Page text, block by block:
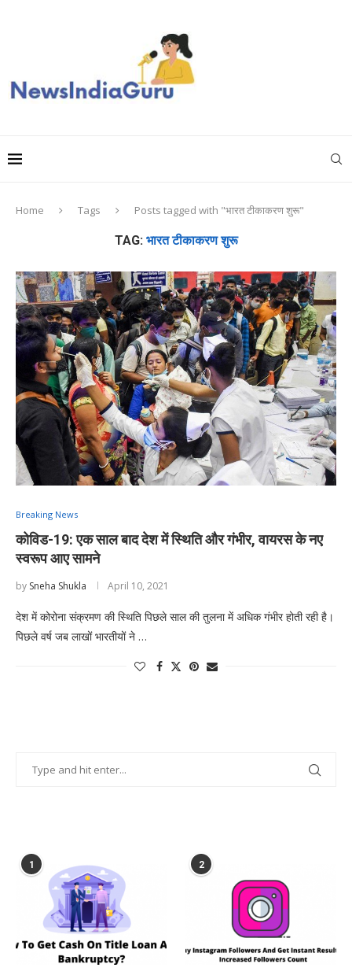
Home Tags Posts tagged with "भारत टीकाकरण शुरू"
TAG: भारत टीकाकरण शुरू
Breaking News
कोविड-19: एक साल बाद देश में स्थिति और गंभीर, वायरस के नए
स्वरूप आए सामने
by Sneha Shukla April 10, 2021
देश में कोरोना संक्रमण की स्थिति पिछले साल की तुलना में अधिक गंभीर होती रही है।
पिछले वर्ष जब लाखों भारतीयों ने …
1 2